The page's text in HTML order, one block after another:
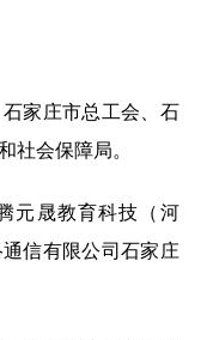
家庄市总工会、石
社会保障局。
元晟教育科技（河
信有限公司石家庄